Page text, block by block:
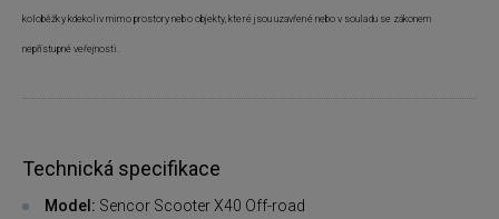
koloběžky kdekoliv mimo prostory nebo objekty, které jsou uzavřené nebo v souladu se zákonem
nepřístupné veřejnosti.
Technická specifikace
Model: Sencor Scooter X40 Off-road